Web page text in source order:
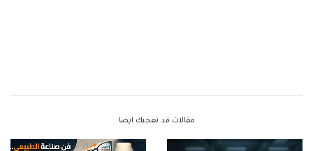
مقالات قد تعجبك ايضا